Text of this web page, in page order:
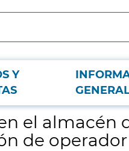
Y
sanitario y gestión de
el almacén
de